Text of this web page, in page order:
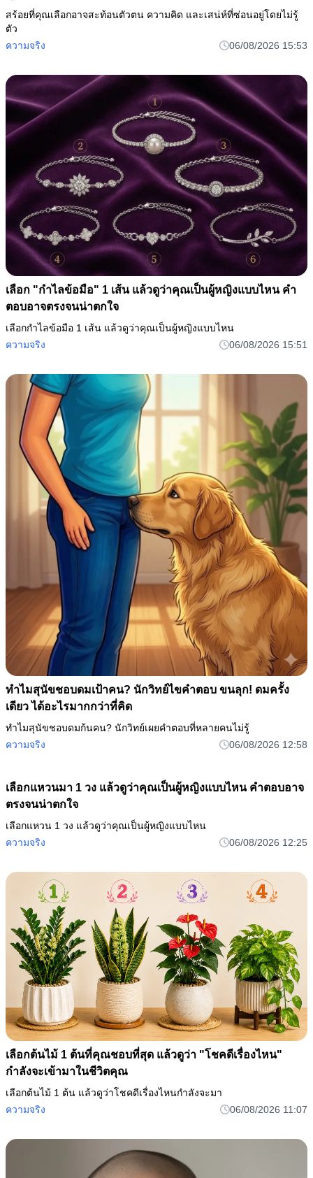
สร้อยที่คุณเลือกอาจสะท้อนตัวตน ความคิด และเสน่ห์ที่ซ่อนอยู่โดยไม่รู้
ตัว
ความจริง
06/08/2026 15:53
เลือก "กำไลข้อมือ" 1 เส้น แล้วดูว่าคุณเป็นผู้หญิงแบบไหน คำ
ตอบอาจตรงจนน่าตกใจ
เลือกกำไลข้อมือ 1 เส้น แล้วดูว่าคุณเป็นผู้หญิงแบบไหน
ความจริง
06/08/2026 15:51
ทำไมสุนัขชอบดมเป้าคน? นักวิทย์ไขคำตอบ ขนลุก! ดมครั้ง
เดียว ได้อะไรมากกว่าที่คิด
ทำไมสุนัขชอบดมก้นคน? นักวิทย์เผยคำตอบที่หลายคนไม่รู้
ความจริง
06/08/2026 12:58
เลือกแหวนมา 1 วง แล้วดูว่าคุณเป็นผู้หญิงแบบไหน คำตอบอาจ
ตรงจนน่าตกใจ
เลือกแหวน 1 วง แล้วดูว่าคุณเป็นผู้หญิงแบบไหน
ความจริง
06/08/2026 12:25
เลือกต้นไม้ 1 ต้นที่คุณชอบที่สุด แล้วดูว่า "โชคดีเรื่องไหน"
กำลังจะเข้ามาในชีวิตคุณ
เลือกต้นไม้ 1 ต้น แล้วดูว่าโชคดีเรื่องไหนกำลังจะมา
ความจริง
06/08/2026 11:07